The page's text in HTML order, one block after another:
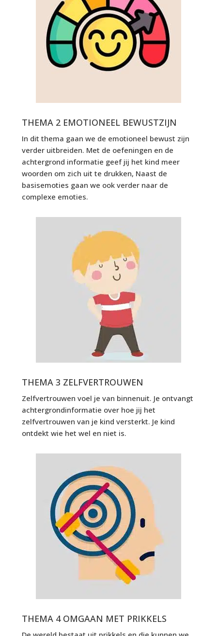
THEMA 2 EMOTIONEEL BEWUSTZIJN
In dit thema gaan we de emotioneel bewust zijn
verder uitbreiden. Met de oefeningen en de
achtergrond informatie geef jij het kind meer
woorden om zich uit te drukken, Naast de
basisemoties gaan we ook verder naar de
complexe emoties.
THEMA 3 ZELFVERTROUWEN
Zelfvertrouwen voel je van binnenuit. Je ontvangt
achtergrondinformatie over hoe jij het
zelfvertrouwen van je kind versterkt. Je kind
ontdekt wie het wel en niet is.
THEMA 4 OMGAAN MET PRIKKELS